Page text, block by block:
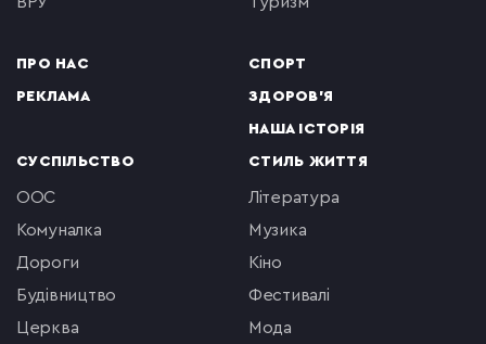
ПРО НАС
РЕКЛАМА
СПОРТ
ЗДОРОВ'Я
НАША ІСТОРІЯ
СУСПІЛЬСТВО
ООС
комуналка
Дороги
будівництво
церква
СТИЛЬ ЖИТТЯ
література
музика
кіно
фестивалі
мода